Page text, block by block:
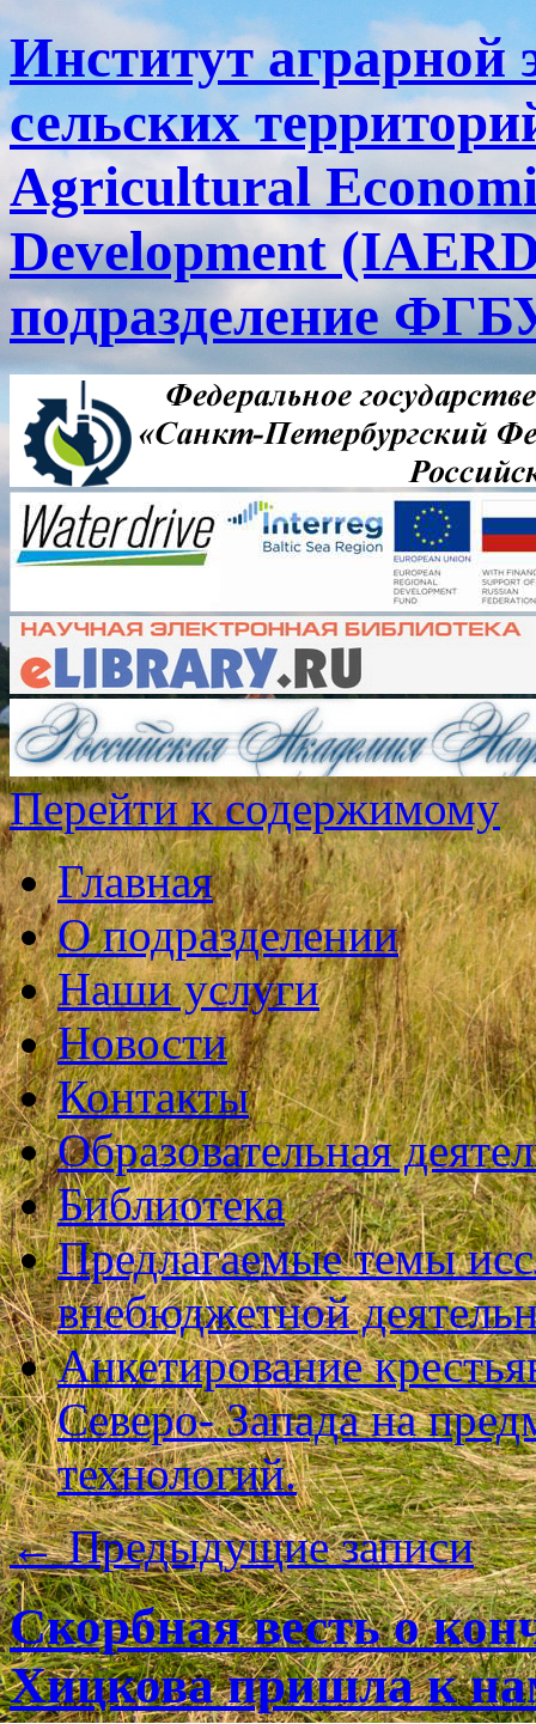
Институт аграрной
сельских
Agricultural
Development
подразделение
Перейти к содержимому
Главная
О подразделении
Наши услуги
Новости
Контакты
Образовательная
Библиотека
Предлагаемые темы
внебюджетной
Анкетирование
Северо- Запада на
технологий.
←Предыдущие записи
Скорбная весть о
Хицкова пришла к